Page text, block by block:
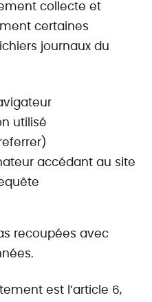
collecte et
certaines
journaux du
utilisé
accédant au site
recoupées avec
est l’article 6,